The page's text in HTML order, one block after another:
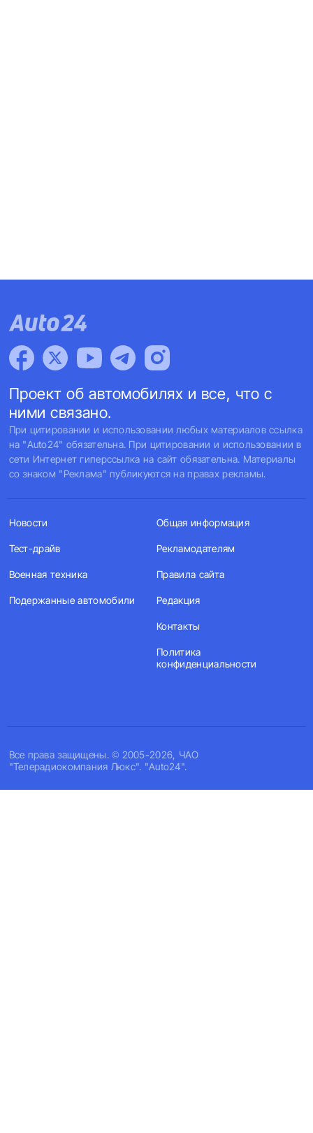
Проект об автомобилях и все, что с
ними связано.
При цитировании и использовании любых материалов ссылка
на "Auto24" обязательна. При цитировании и использовании в
сети Интернет гиперссылка на сайт обязательна. Материалы
со знаком "Реклама" публикуются на правах рекламы.
Все права защищены. © 2005-2026, ЧАО
"Телерадиокомпания Люкс". "Auto24".
Новости
Тест-драйв
Военная техника
Подержанные автомобили
Общая информация
Рекламодателям
Правила сайта
Редакция
Контакты
Политика
конфиденциальности